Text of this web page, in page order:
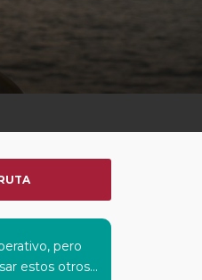
pero
estos otros...